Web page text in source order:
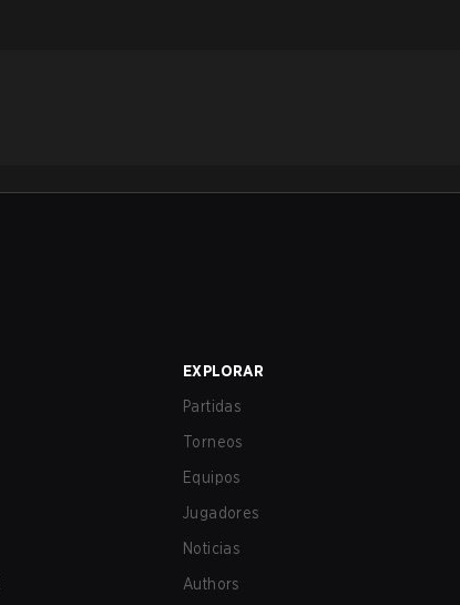
EXPLORAR
Partidas
Torneos
Equipos
Jugadores
Noticias
Authors